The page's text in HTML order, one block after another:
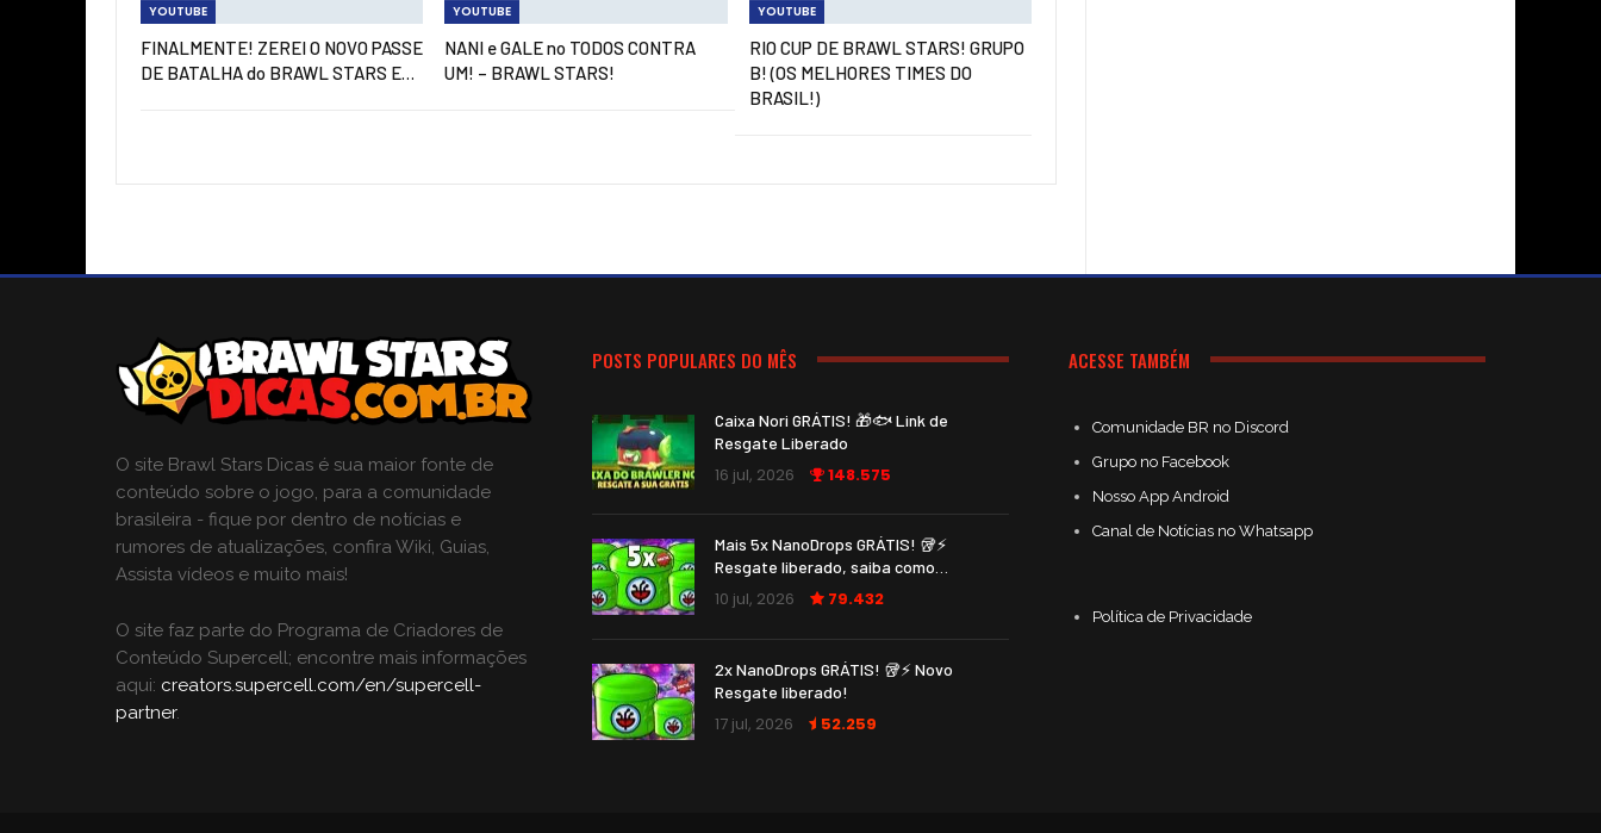
YOUTUBE
FINALMENTE! ZEREI O NOVO PASSE
DE BATALHA do BRAWL STARS E…
YOUTUBE
NANI e GALE no TODOS CONTRA
UM! – BRAWL STARS!
YOUTUBE
RIO CUP DE BRAWL STARS! GRUPO
B! (OS MELHORES TIMES DO
BRASIL!)
O site Brawl Stars Dicas é sua maior fonte de
conteúdo sobre o jogo, para a comunidade
brasileira - fique por dentro de notícias e
rumores de atualizações, confira Wiki, Guias,
Assista vídeos e muito mais!
O site faz parte do Programa de Criadores de
Conteúdo Supercell; encontre mais informações
aqui: creators.supercell.com/en/supercell-
partner.
POSTS POPULARES DO MÊS
Caixa Nori GRÁTIS! 🎁🐟 Link de
Resgate Liberado
16 jul, 2026 148.575
Mais 5x NanoDrops GRÁTIS! 🥡⚡
Resgate liberado, saiba como…
10 jul, 2026 79.432
2x NanoDrops GRÁTIS! 🥡⚡ Novo
Resgate liberado!
17 jul, 2026 52.259
ACESSE TAMBÉM
Comunidade BR no Discord
Grupo no Facebook
Nosso App Android
Canal de Notícias no Whatsapp
Política de Privacidade